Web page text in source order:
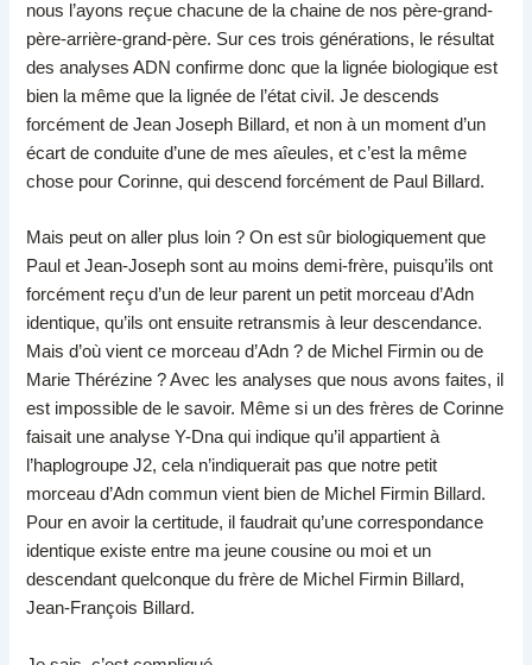
nous l’ayons reçue chacune de la chaine de nos père-grand-
père-arrière-grand-père. Sur ces trois générations, le résultat
des analyses ADN confirme donc que la lignée biologique est
bien la même que la lignée de l’état civil. Je descends
forcément de Jean Joseph Billard, et non à un moment d’un
écart de conduite d’une de mes aîeules, et c’est la même
chose pour Corinne, qui descend forcément de Paul Billard.
Mais peut on aller plus loin ? On est sûr biologiquement que
Paul et Jean-Joseph sont au moins demi-frère, puisqu’ils ont
forcément reçu d’un de leur parent un petit morceau d’Adn
identique, qu’ils ont ensuite retransmis à leur descendance.
Mais d’où vient ce morceau d’Adn ? de Michel Firmin ou de
Marie Thérézine ? Avec les analyses que nous avons faites, il
est impossible de le savoir. Même si un des frères de Corinne
faisait une analyse Y-Dna qui indique qu’il appartient à
l’haplogroupe J2, cela n’indiquerait pas que notre petit
morceau d’Adn commun vient bien de Michel Firmin Billard.
Pour en avoir la certitude, il faudrait qu’une correspondance
identique existe entre ma jeune cousine ou moi et un
descendant quelconque du frère de Michel Firmin Billard,
Jean-François Billard.